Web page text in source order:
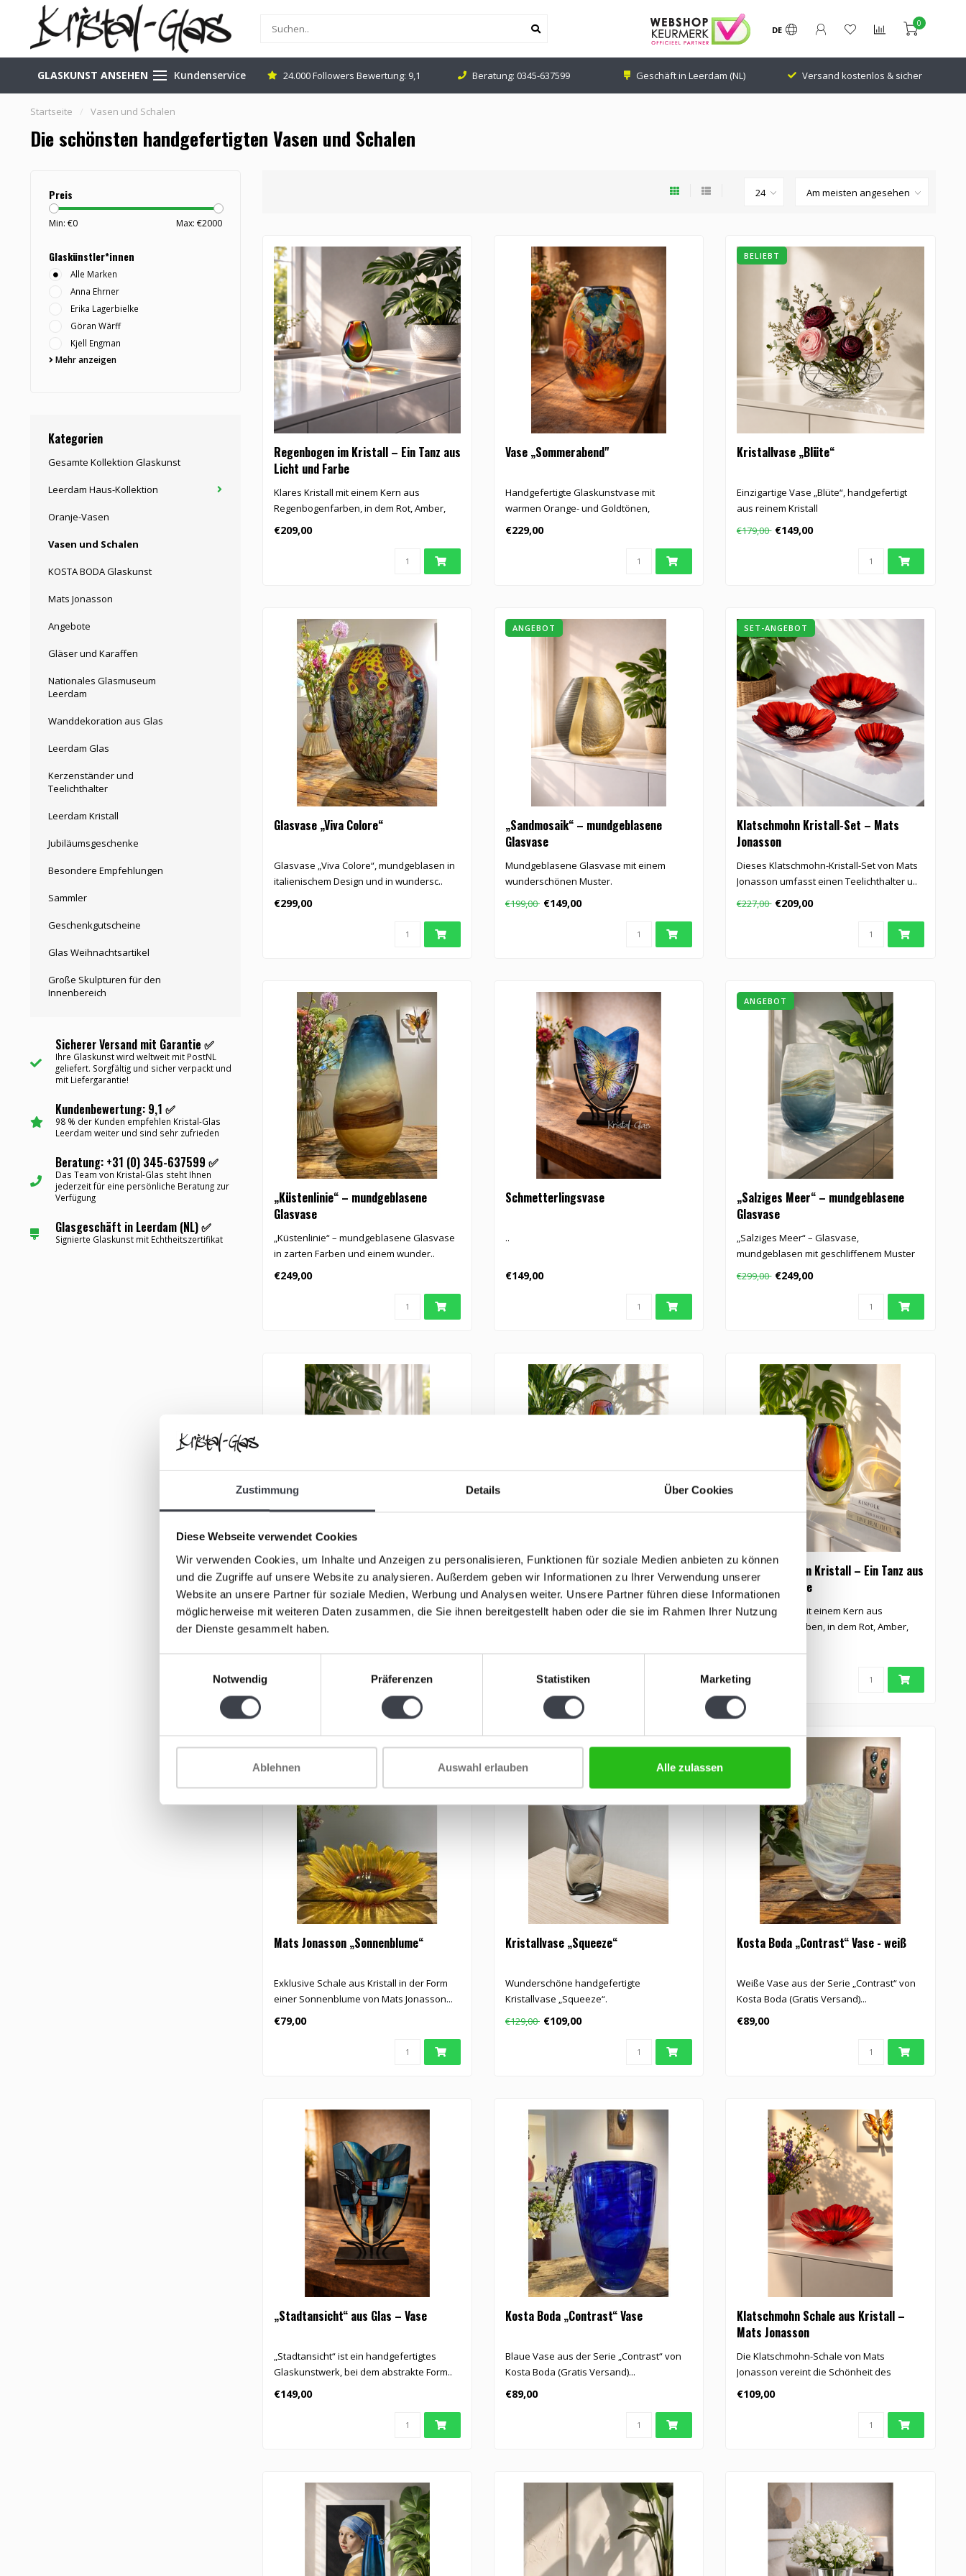
Zustimmung Details Über Cookies
Diese Webseite verwendet Cookies
Wir verwenden Cookies, um Inhalte und Anzeigen zu personalisieren, Funktionen für soziale Medien anbieten zu können
und die Zugriffe auf unsere Website zu analysieren. Außerdem geben wir Informationen zu Ihrer Verwendung unserer
Website an unsere Partner für soziale Medien, Werbung und Analysen weiter. Unsere Partner führen diese Informationen
möglicherweise mit weiteren Daten zusammen, die Sie ihnen bereitgestellt haben oder die sie im Rahmen Ihrer Nutzung
der Dienste gesammelt haben.
Notwendig
Präferenzen Statistiken Marketing
Ablehnen Auswahl erlauben Alle zulassen
DE
0
GLASKUNST ANSEHEN Kundenservice
& sicher 24.000 Followers Bewertung: 9,1 Beratung:0345-637599 Geschäft in Leerdam (NL) Versand kostenlos & sicher 24.000 Followers Bewertung: 9,1
Startseite / Vasen und Schalen
Die schönsten handgefertigten Vasen und Schalen
Preis
Min: €0 Max: €2000
Glaskünstler*innen
Alle Marken
Anna Ehrner
Erika Lagerbielke
Göran Wärff
Kjell Engman
Mehr anzeigen
Kategorien
Gesamte Kollektion Glaskunst
Leerdam Haus-Kollektion
Oranje-Vasen
Vasen und Schalen
KOSTA BODA Glaskunst
Mats Jonasson
Angebote
Gläser und Karaffen
Nationales Glasmuseum
Leerdam
Wanddekoration aus Glas
Leerdam Glas
Kerzenständer und
Teelichthalter
Leerdam Kristall
Jubiläumsgeschenke
Besondere Empfehlungen
Sammler
Geschenkgutscheine
Glas Weihnachtsartikel
Große Skulpturen für den
Innenbereich
Sicherer Versand mit Garantie ✅
Ihre Glaskunst wird weltweit mit PostNL
geliefert. Sorgfältig und sicher verpackt und
mit Liefergarantie!
Kundenbewertung: 9,1 ✅
98 % der Kunden empfehlen Kristal-Glas
Leerdam weiter und sind sehr zufrieden
Beratung: +31 (0) 345-637599 ✅
Das Team von Kristal-Glas steht Ihnen
jederzeit für eine persönliche Beratung zur
Verfügung
Glasgeschäft in Leerdam (NL) ✅
Signierte Glaskunst mit Echtheitszertifikat
Regenbogen im Kristall – Ein Tanz aus
Licht und Farbe
Klares Kristall mit einem Kern aus
Regenbogenfarben, in dem Rot, Amber,
Blau und..
€209,00
Vase „Sommerabend"
Handgefertigte Glaskunstvase mit
warmen Orange- und Goldtönen,
kombiniert mit B..
€229,00
BELIEBT
Kristallvase „Blüte“
Einzigartige Vase „Blüte“, handgefertigt
aus reinem Kristall
€179,00 €149,00
Glasvase „Viva Colore“
Glasvase „Viva Colore“, mundgeblasen in
italienischem Design und in wundersc..
€299,00
ANGEBOT
„Sandmosaik“ – mundgeblasene
Glasvase
Mundgeblasene Glasvase mit einem
wunderschönen Muster.
€199,00 €149,00
SET-ANGEBOT
Klatschmohn Kristall-Set – Mats
Jonasson
Dieses Klatschmohn-Kristall-Set von Mats
Jonasson umfasst einen Teelichthalter u..
€227,00 €209,00
„Küstenlinie“ – mundgeblasene
Glasvase
„Küstenlinie“ – mundgeblasene Glasvase
in zarten Farben und einem wunder..
€249,00
Schmetterlingsvase
..
€149,00
ANGEBOT
„Salziges Meer“ – mundgeblasene
Glasvase
„Salziges Meer“ – Glasvase,
mundgeblasen mit geschliffenem Muster
in bunte..
€299,00 €249,00
Vase – Tiefwasser
Vase „Tiefwasser“ ist ein
mundgeblasenes und geschliffenes
„In Erinnerung an ...“
„In Erinnerung an ...“ – eine
Regenbogen im Kristall – Ein Tanz aus
Licht und Farbe
Klares Kristall mit einem Kern aus
Regenbogenfarben, in dem Rot, Amber,
Mats Jonasson „Sonnenblume“
Exklusive Schale aus Kristall in der Form
einer Sonnenblume von Mats Jonasson...
€79,00
ANGEBOT
Kristallvase „Squeeze“
Wunderschöne handgefertigte
Kristallvase „Squeeze“.
€129,00 €109,00
Kosta Boda „Contrast“ Vase - weiß
Weiße Vase aus der Serie „Contrast“ von
Kosta Boda (Gratis Versand)...
€89,00
„Stadtansicht“ aus Glas – Vase
„Stadtansicht“ ist ein handgefertigtes
Glaskunstwerk, bei dem abstrakte Form..
€149,00
Kosta Boda „Contrast“ Vase
Blaue Vase aus der Serie „Contrast“ von
Kosta Boda (Gratis Versand)...
€89,00
Klatschmohn Schale aus Kristall –
Mats Jonasson
Die Klatschmohn-Schale von Mats
Jonasson vereint die Schönheit des
Klatschmohns..
€109,00